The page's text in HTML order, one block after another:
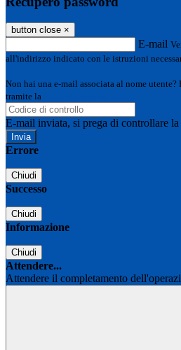
button close ×
E-mail
all'indirizzo indicato con le istruzioni
Non hai una e-mail associata al nome
tramite la
E-mail inviata, si prega di controllare
Errore
Chiudi
Successo
Chiudi
Informazione
Chiudi
Attendere...
Attendere il completamento